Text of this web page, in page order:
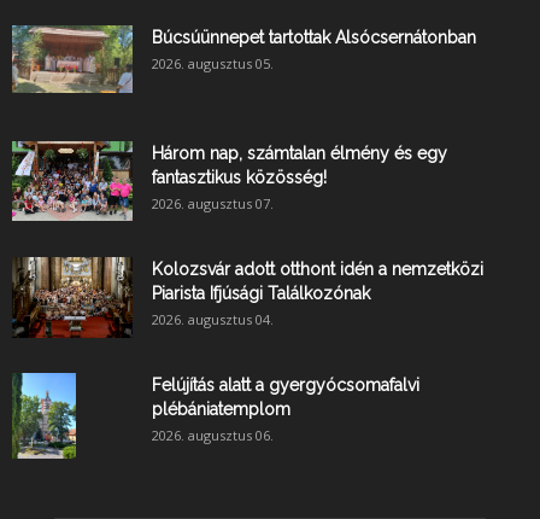
Búcsúünnepet tartottak Alsócsernátonban
2026. augusztus 05.
Három nap, számtalan élmény és egy
fantasztikus közösség!
2026. augusztus 07.
Kolozsvár adott otthont idén a nemzetközi
Piarista Ifjúsági Találkozónak
2026. augusztus 04.
Felújítás alatt a gyergyócsomafalvi
plébániatemplom
2026. augusztus 06.